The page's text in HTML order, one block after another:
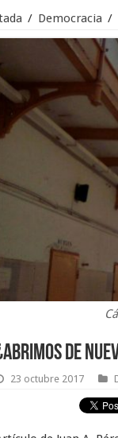
/ Democracia /
de
23 octubre 2017